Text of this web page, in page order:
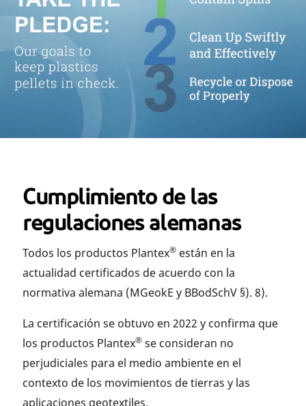
Cumplimiento de las
regulaciones alemanas
Todos los productos Plantex® están en la
actualidad certificados de acuerdo con la
normativa alemana (MGeokE y BBodSchV §). 8).
La certificación se obtuvo en 2022 y confirma que
los productos Plantex® se consideran no
perjudiciales para el medio ambiente en el
contexto de los movimientos de tierras y las
aplicaciones geotextiles.